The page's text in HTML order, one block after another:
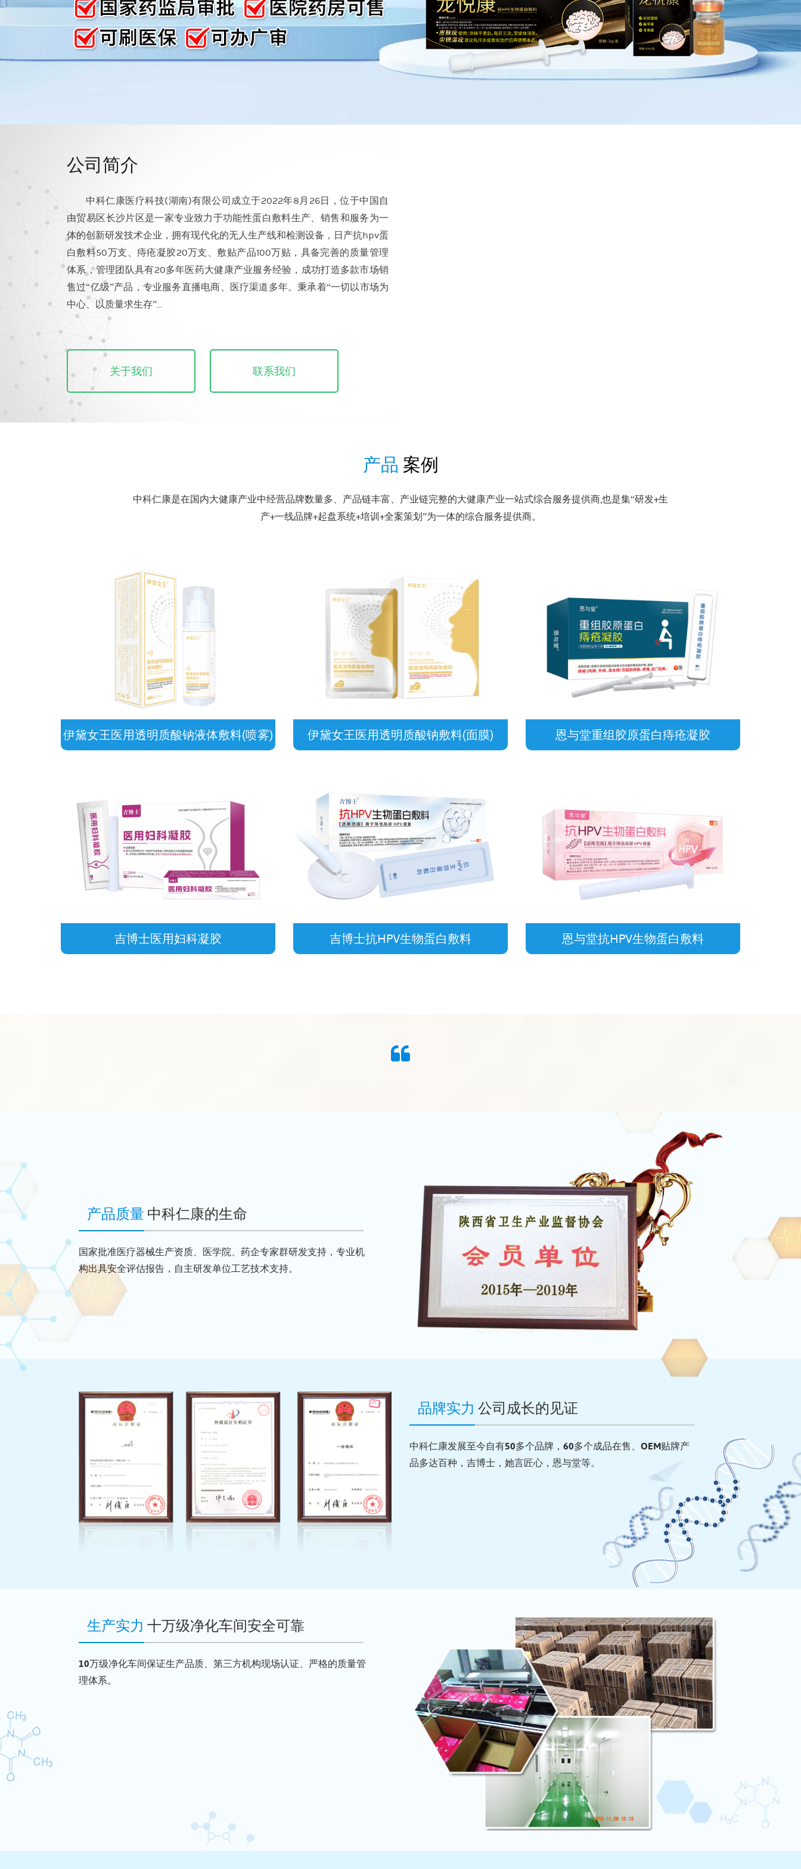
公司简介
中科仁康医疗科技(湖南)有限公司成立于2022年8月26日，位于中国自
由贸易区长沙片区是一家专业致力于功能性蛋白敷料生产、销售和服务为一
体的创新研发技术企业，拥有现代化的无人生产线和检测设备，日产抗hpv蛋
白敷料50万支、痔疮凝胶20万支、敷贴产品100万贴，具备完善的质量管理
体系，管理团队具有20多年医药大健康产业服务经验，成功打造多款市场销
售过“亿级”产品，专业服务直播电商、医疗渠道多年。秉承着“一切以市场为
中心、以质量求生存”...
关于我们 联系我们
产品 案例
中科仁康是在国内大健康产业中经营品牌数量多、产品链丰富、产业链完整的大健康产业一站式综合服务提供商,也是集“研发+生
产+一线品牌+起盘系统+培训+全案策划”为一体的综合服务提供商。
伊黛女王医用透明质酸钠液体敷料(喷雾) 伊黛女王医用透明质酸钠敷料(面膜) 恩与堂重组胶原蛋白痔疮凝胶
吉博士医用妇科凝胶 吉博士抗HPV生物蛋白敷料 恩与堂抗HPV生物蛋白敷料
产品质量 中科仁康的生命
国家批准医疗器械生产资质、医学院、药企专家群研发支持，专业机
构出具安全评估报告，自主研发单位工艺技术支持。
品牌实力 公司成长的见证
中科仁康发展至今自有50多个品牌，60多个成品在售、OEM贴牌产
品多达百种，吉博士，她言匠心，恩与堂等。
生产实力 十万级净化车间安全可靠
10万级净化车间保证生产品质、第三方机构现场认证、严格的质量管
理体系。